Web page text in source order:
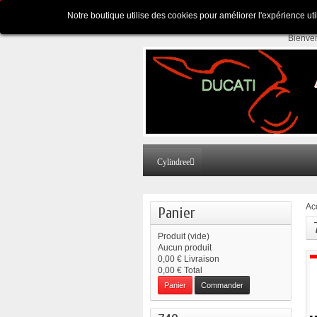
Appelez-nous au :Pour tous
Cylindree
Notre boutique utilise des cookies pour améliorer l'expérience
Panier
Produit (vide)
Aucun produit
0,00 € Livraison
0,00 € Total
Panier Commander